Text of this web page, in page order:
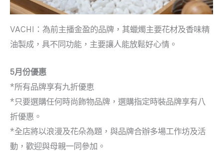
VACHI：為前主播金盈的品牌，其蠟燭主要花材及香味精
油製成，具不同功能，主要讓人能放鬆好心情。
5月份優惠
*所有品牌享有九折優恵
*只要選購任何時尚飾物品牌，選購指定時裝品牌享有八
折優惠。
*全店將以浪漫及花朵為題，與品牌合辦多場工作坊及活
動，歡迎與母親一同參加。